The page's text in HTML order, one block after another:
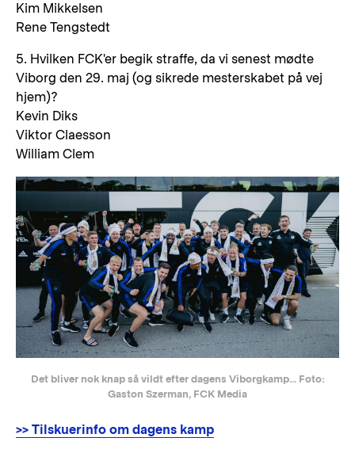
Kim Mikkelsen
Rene Tengstedt
5. Hvilken FCK'er begik straffe, da vi senest mødte
Viborg den 29. maj (og sikrede mesterskabet på vej
hjem)?
Kevin Diks
Viktor Claesson
William Clem
Det bliver nok knap så vildt efter dagens Viborgkamp... Foto:
Gaston Szerman, FCK Media
>> Tilskuerinfo om dagens kamp